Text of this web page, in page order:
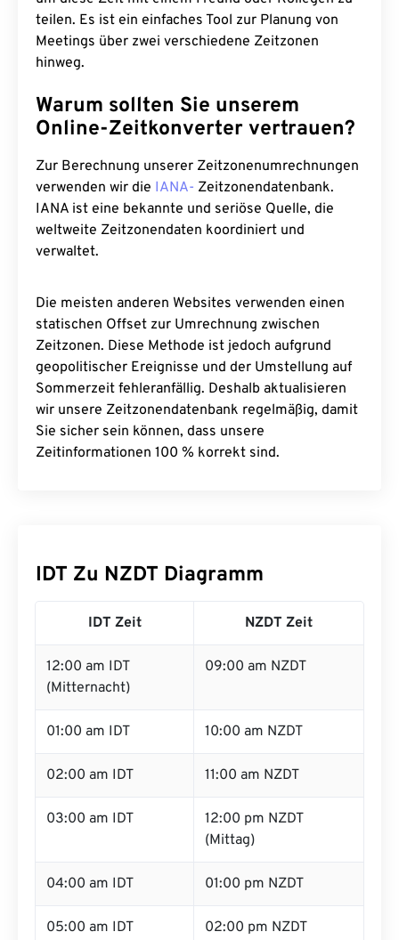
teilen. Es ist ein einfaches Tool zur Planung von
Meetings über zwei verschiedene Zeitzonen
hinweg.
Warum sollten Sie unserem
Online-Zeitkonverter vertrauen?
Zur Berechnung unserer Zeitzonenumrechnungen
verwenden wir die IANA- Zeitzonendatenbank.
IANA ist eine bekannte und seriöse Quelle, die
weltweite Zeitzonendaten koordiniert und
verwaltet.
Die meisten anderen Websites verwenden einen
statischen Offset zur Umrechnung zwischen
Zeitzonen. Diese Methode ist jedoch aufgrund
geopolitischer Ereignisse und der Umstellung auf
Sommerzeit fehleranfällig. Deshalb aktualisieren
wir unsere Zeitzonendatenbank regelmäßig, damit
Sie sicher sein können, dass unsere
Zeitinformationen 100 % korrekt sind.
IDT Zu NZDT Diagramm
IDT Zeit NZDT Zeit
12:00 am IDT
(Mitternacht)
09:00 am NZDT
01:00 am IDT 10:00 am NZDT
02:00 am IDT 11:00 am NZDT
03:00 am IDT
12:00 pm NZDT
(Mittag)
04:00 am IDT 01:00 pm NZDT
05:00 am IDT 02:00 pm NZDT